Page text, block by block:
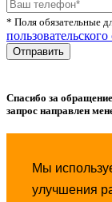
Мы
улучшения
* Поля обязательные
Спасибо за обращение
запрос направлен
Товар успешно